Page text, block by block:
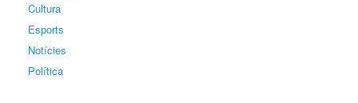
Cultura
Esports
Notícies
Política